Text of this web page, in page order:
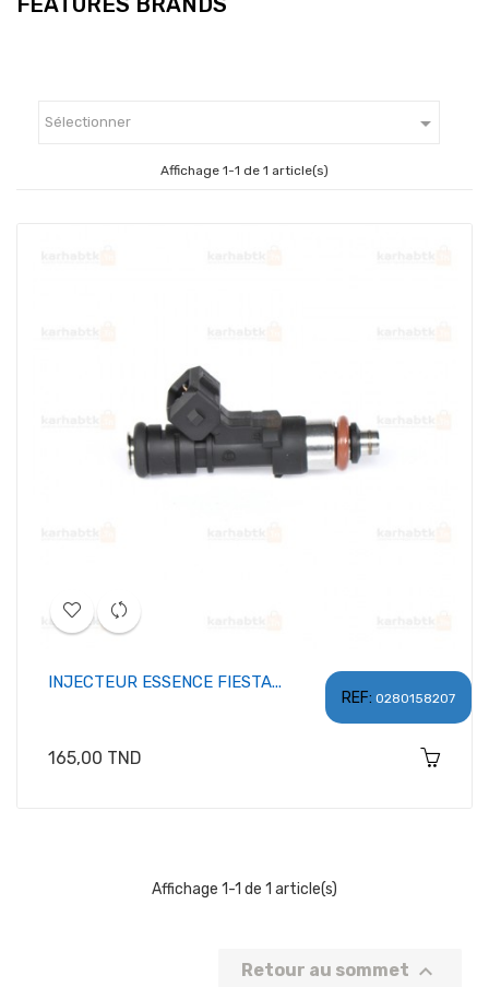
Sélectionner 
Affichage 1-1 de 1 article(s)
REF: 0280158207
INJECTEUR ESSENCE FIESTA...
Prix
165,00 TND
Affichage 1-1 de 1 article(s)
Retour au sommet 